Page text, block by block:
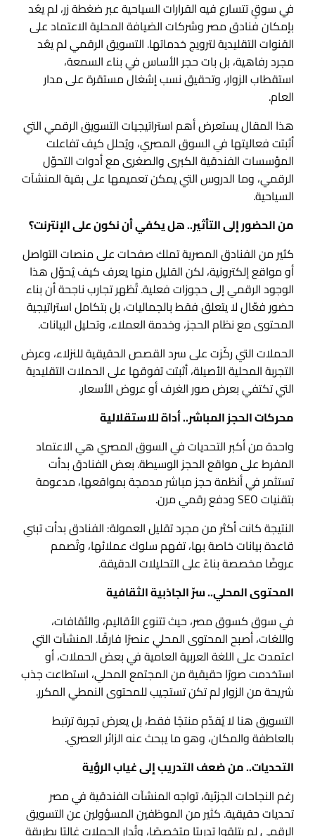
في سوقٍ تتسارع فيه القرارات السياحية عبر ضغطة زر، لم يعُد
بإمكان فنادق مصر وشركات الضيافة المحلية الاعتماد على
القنوات التقليدية لترويج خدماتها. التسويق الرقمي لم يعُد
مجرد رفاهية، بل بات حجر الأساس في بناء السمعة،
استقطاب الزوار، وتحقيق نسب إشغال مستقرة على مدار
العام.
هذا المقال يستعرض أهم استراتيجيات التسويق الرقمي التي
أثبتت فعاليتها في السوق المصري، ويُحلل كيف تفاعلت
المؤسسات الفندقية الكبرى والصغرى مع أدوات التحوّل
الرقمي، وما الدروس التي يمكن تعميمها على بقية المنشآت
السياحية.
من الحضور إلى التأثير.. هل يكفي أن نكون على الإنترنت؟
كثير من الفنادق المصرية تملك صفحات على منصات التواصل
أو مواقع إلكترونية، لكن القليل منها يعرف كيف يُحوّل هذا
الوجود الرقمي إلى حجوزات فعلية. تُظهر تجارب ناجحة أن بناء
حضور فعّال لا يتعلق فقط بالجماليات، بل بتكامل استراتيجية
المحتوى مع نظام الحجز، وخدمة العملاء، وتحليل البيانات.
الحملات التي ركّزت على سرد القصص الحقيقية للنزلاء، وعرض
التجربة المحلية الأصيلة، أثبتت تفوقها على الحملات التقليدية
التي تكتفي بعرض صور الغرف أو عروض الأسعار.
محركات الحجز المباشر.. أداة للاستقلالية
واحدة من أكبر التحديات في السوق المصري هي الاعتماد
المفرط على مواقع الحجز الوسيطة. بعض الفنادق بدأت
تستثمر في أنظمة حجز مباشر مدمجة بمواقعها، مدعومة
بتقنيات SEO ودفع رقمي مرن.
النتيجة كانت أكثر من مجرد تقليل العمولة: الفنادق بدأت تبني
قاعدة بيانات خاصة بها، تفهم سلوك عملائها، وتُصمم
عروضًا مخصصة بناءً على التحليلات الدقيقة.
المحتوى المحلي.. سرّ الجاذبية الثقافية
في سوق كسوق مصر، حيث تتنوع الأقاليم، والثقافات،
واللغات، أصبح المحتوى المحلي عنصرًا فارقًا. المنشآت التي
اعتمدت على اللغة العربية العامية في بعض الحملات، أو
استخدمت صورًا حقيقية من المجتمع المحلي، استطاعت جذب
شريحة من الزوار لم تكن تستجيب للمحتوى النمطي المكرر.
التسويق هنا لا يُقدّم منتجًا فقط، بل يعرض تجربة ترتبط
بالعاطفة والمكان، وهو ما يبحث عنه الزائر العصري.
التحديات.. من ضعف التدريب إلى غياب الرؤية
رغم النجاحات الجزئية، تواجه المنشآت الفندقية في مصر
تحديات حقيقية. كثير من الموظفين المسؤولين عن التسويق
الرقمي لم يتلقوا تدريبًا متخصصًا، وتُدار الحملات غالبًا بطريقة